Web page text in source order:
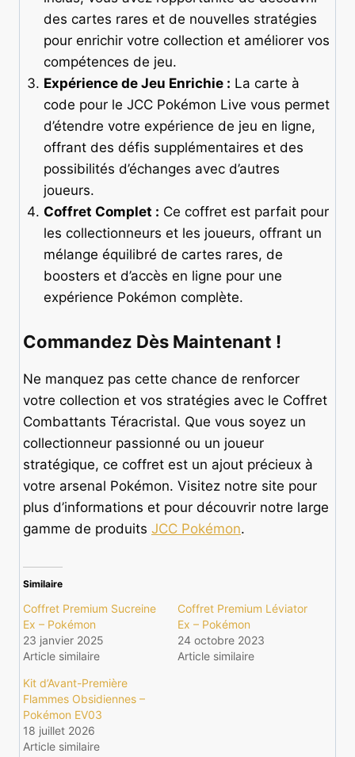
des cartes rares et de nouvelles stratégies
pour enrichir votre collection et améliorer vos
compétences de jeu.
Expérience de Jeu Enrichie : La carte à
code pour le JCC Pokémon Live vous permet
d’étendre votre expérience de jeu en ligne,
offrant des défis supplémentaires et des
possibilités d’échanges avec d’autres
joueurs.
Coffret Complet : Ce coffret est parfait pour
les collectionneurs et les joueurs, offrant un
mélange équilibré de cartes rares, de
boosters et d’accès en ligne pour une
expérience Pokémon complète.
Commandez Dès Maintenant !
Ne manquez pas cette chance de renforcer
votre collection et vos stratégies avec le Coffret
Combattants Téracristal. Que vous soyez un
collectionneur passionné ou un joueur
stratégique, ce coffret est un ajout précieux à
votre arsenal Pokémon. Visitez notre site pour
plus d’informations et pour découvrir notre large
gamme de produits JCC Pokémon.
Similaire
Coffret Premium Sucreine
Ex – Pokémon
23 janvier 2025
Article similaire
Coffret Premium Léviator
Ex – Pokémon
24 octobre 2023
Article similaire
Kit d’Avant-Première
Flammes Obsidiennes –
Pokémon EV03
18 juillet 2026
Article similaire